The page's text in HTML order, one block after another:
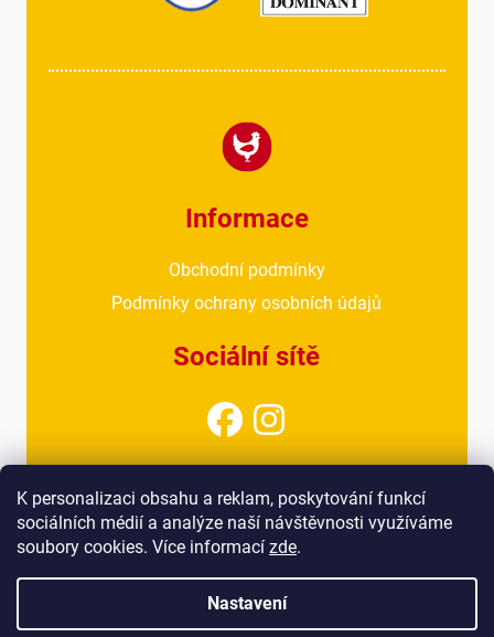
K personalizaci obsahu a reklam, poskytování funkcí
sociálních médií a analýze naší návštěvnosti využíváme
soubory cookies. Více informací zde.
Nastavení
Informace
Obchodní podmínky
Podmínky ochrany osobních údajů
Sociální sítě
info@drubezarnahoresovice.cz
Vytvořil Shoptet